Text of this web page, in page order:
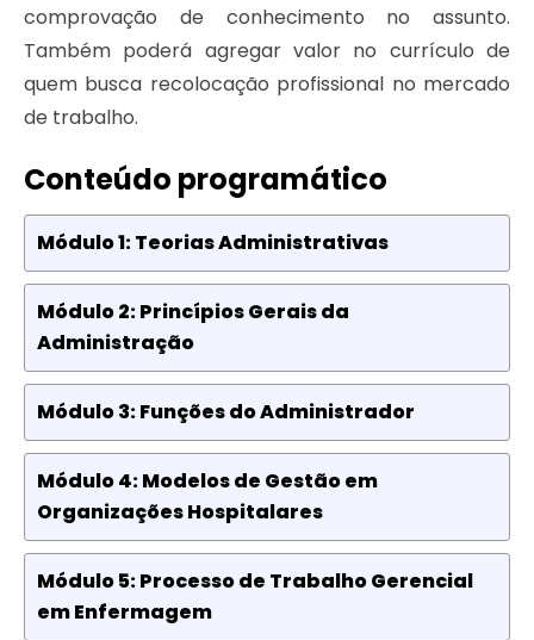
comprovação de conhecimento no assunto.
Também poderá agregar valor no currículo de
quem busca recolocação profissional no mercado
de trabalho.
Conteúdo programático
Módulo 1: Teorias Administrativas
Módulo 2: Princípios Gerais da
Administração
Módulo 3: Funções do Administrador
Módulo 4: Modelos de Gestão em
Organizações Hospitalares
Módulo 5: Processo de Trabalho Gerencial
em Enfermagem